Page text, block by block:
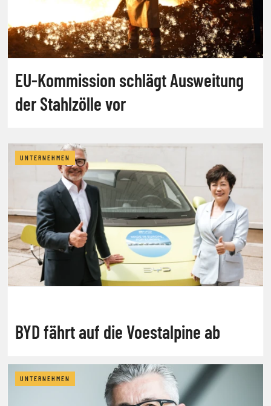
EU-Kommission schlägt Ausweitung
der Stahlzölle vor
UNTERNEHMEN
BYD fährt auf die Voestalpine ab
UNTERNEHMEN